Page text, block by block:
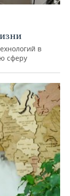
в
сферу